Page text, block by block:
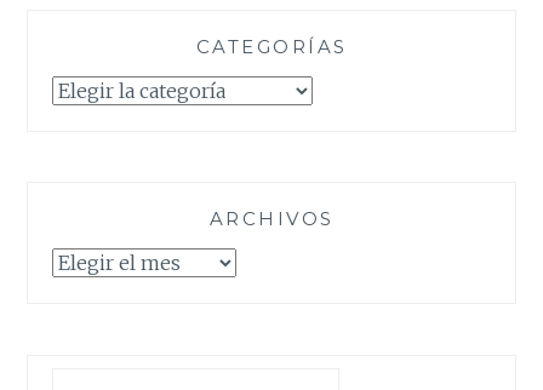
CATEGORÍAS
Categorías
ARCHIVOS
Archivos